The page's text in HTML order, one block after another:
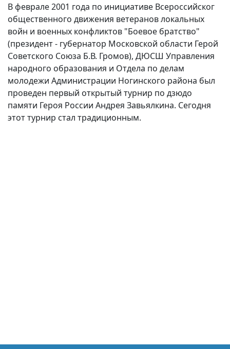
В феврале 2001 года по инициативе Всероссийског
общественного движения ветеранов локальных
войн и военных конфликтов "Боевое братство"
(президент - губернатор Московской области Герой
Советского Союза Б.В. Громов), ДЮСШ Управления
народного образования и Отдела по делам
молодежи Администрации Ногинского района был
проведен первый открытый турнир по дзюдо
памяти Героя России Андрея Завьялкина. Сегодня
этот турнир стал традиционным.